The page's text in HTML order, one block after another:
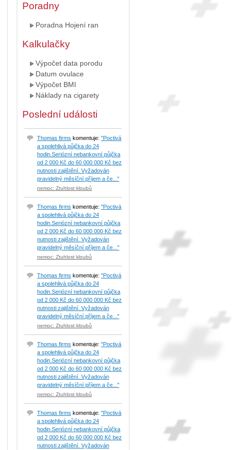
Poradny
Poradna Hojení ran
Kalkulačky
Výpočet data porodu
Datum ovulace
Výpočet BMI
Náklady na cigarety
Poslední události
Thomas firms komentuje: "Poctivá
a spolehlivá půjčka do 24
hodin.Seriózní nebankovní půjčka
od 2 000 Kč do 60 000 000 Kč bez
nutnosti zajištění. Vyžadován
pravidelný měsíční příjem a če..."
nemoc: Ztuhlost kloubů
Thomas firms komentuje: "Poctivá
a spolehlivá půjčka do 24
hodin.Seriózní nebankovní půjčka
od 2 000 Kč do 60 000 000 Kč bez
nutnosti zajištění. Vyžadován
pravidelný měsíční příjem a če..."
nemoc: Ztuhlost kloubů
Thomas firms komentuje: "Poctivá
a spolehlivá půjčka do 24
hodin.Seriózní nebankovní půjčka
od 2 000 Kč do 60 000 000 Kč bez
nutnosti zajištění. Vyžadován
pravidelný měsíční příjem a če..."
nemoc: Ztuhlost kloubů
Thomas firms komentuje: "Poctivá
a spolehlivá půjčka do 24
hodin.Seriózní nebankovní půjčka
od 2 000 Kč do 60 000 000 Kč bez
nutnosti zajištění. Vyžadován
pravidelný měsíční příjem a če..."
nemoc: Ztuhlost kloubů
Thomas firms komentuje: "Poctivá
a spolehlivá půjčka do 24
hodin.Seriózní nebankovní půjčka
od 2 000 Kč do 60 000 000 Kč bez
nutnosti zajištění. Vyžadován